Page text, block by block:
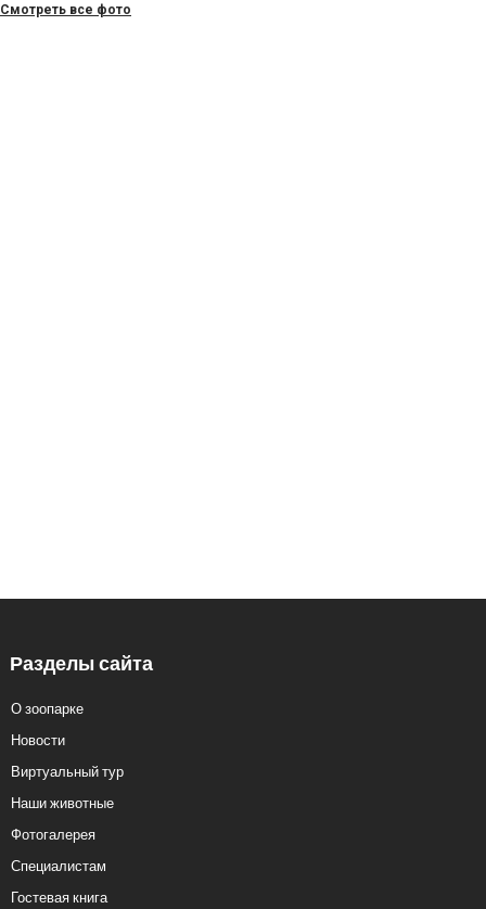
Смотреть все фото
Разделы сайта
О зоопарке
Новости
Виртуальный тур
Наши животные
Фотогалерея
Специалистам
Гостевая книга